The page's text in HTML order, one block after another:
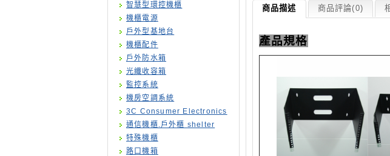
智慧型環控機櫃
機櫃電源
戶外型基地台
機櫃配件
戶外防水箱
光纖收容箱
監控系統
機房空調系統
3C Consumer Electronics
通信機櫃.戶外櫃 shelter
特殊機櫃
路口機箱
商品描述 商品評論(0)
產品規格